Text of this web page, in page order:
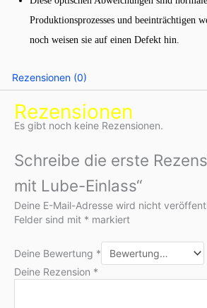
Produktionsprozesses und beeinträchtigen
noch weisen sie auf einen Defekt hin.
Rezensionen (0)
Rezensionen
Es gibt noch keine Rezensionen.
Schreibe die erste
mit Lube-Einlass“
Deine E-Mail-Adresse wird nicht
Felder sind mit * markiert
Deine Bewertung *
Deine Rezension *